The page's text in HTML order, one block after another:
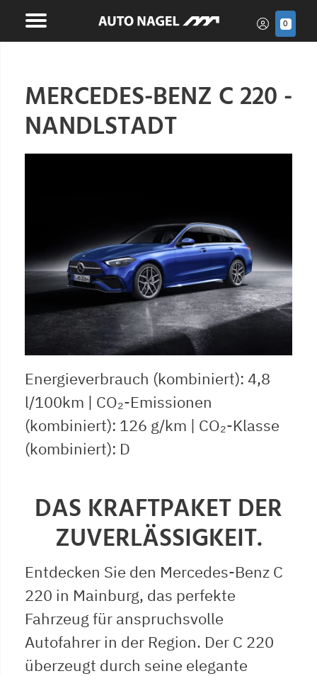
0
MERCEDES-BENZ C 220 -
NANDLSTADT
Energieverbrauch (kombiniert): 4,8
l/100km | CO₂-Emissionen
(kombiniert): 126 g/km | CO₂-Klasse
(kombiniert): D
DAS KRAFTPAKET DER
ZUVERLÄSSIGKEIT.
Entdecken Sie den Mercedes-Benz C
220 in Mainburg, das perfekte
Fahrzeug für anspruchsvolle
Autofahrer in der Region. Der C 220
überzeugt durch seine elegante